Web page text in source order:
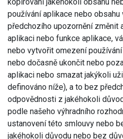
používání aplikace nebo
předchozího upozornění změnit
aplikaci nebo funkce aplikace,
nebo vytvořit omezení
nebo dočasně ukončit nebo
aplikaci nebo smazat jakýkoli
definováno níže), a to bez
odpovědnosti z jakéhokoli
podle našeho výhradního
ustanovení této smlouvy nebo
jakéhokoli důvodu nebo bez